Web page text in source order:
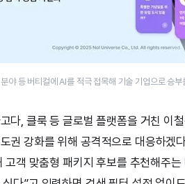
야 등 버티컬에 AI를 적극 접목해 기술 기업으로 승
다, 클룩 등 글로벌 플랫폼을 거친 이
권 강화를 위해 공격적으로 대응하겠
고객 맞춤형 패키지 후보를 추천해주